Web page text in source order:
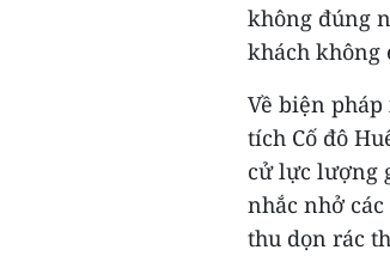
không đúng
khách không
Về biện
tích Cố đô
cử lực lượng
nhắc nhở
thu dọn rác